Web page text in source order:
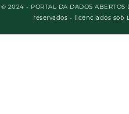
© 2024 - PORTAL DA DADOS
reservados - licenciados sob